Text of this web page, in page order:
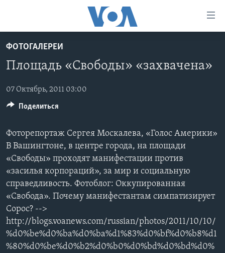
на
основной
Перейти
навигации
Перейти
ПРОГРАММЫ
АМЕРИКА
НОВОСТИ ЗА МИНУТУ
ПОЧЕМУ ЭТО ВАЖНО?
ДИСКУССИЯ VOA
ДЕТАЛИ
НЬЮ-ЙОРК NEW YORK
АМЕРИКА. БОЛЬШОЕ ПУТЕШЕСТВИЕ
ПРОЕКТЫ
УЧИМ АНГЛИЙСКИЙ
А КАК В АМЕРИКЕ?
АРТЕФАКТЫ
АМЕРИКАНСКИЕ ГОРОДКИ
ТЕСТЫ
ЭКСПЕРТИЗА
ФАКТЫ ПРОТИВ ФЕЙКОВ
ЗА СВОБОДУ ПРЕССЫ
УЧИМ АНГЛИЙСКИЙ
ВИДЕО
ПОДПИСКА НА НОВОСТИ
Learning English
ФОТОГАЛЕРЕИ
Площадь «Свободы» «захвачена»
07 Октябрь, 2011 03:00
Фоторепортаж Сергея Москалева, «Голос Америки»
В Вашингтоне, в центре города, на площади
«Свободы» проходят манифестации против
«засилья корпораций», за мир и социальную
справедливость. Фотоблог: Оккупированная
«Свобода». Почему манифестантам симпатизирует
Сорос? -->
http://blogs.voanews.com/russian/photos/2011/10/10/
%d0%be%d0%ba%d0%ba%d1%83%d0%bf%d0%b8%d1
%80%d0%be%d0%b2%d0%b0%d0%bd%d0%bd%d0%
Поделиться